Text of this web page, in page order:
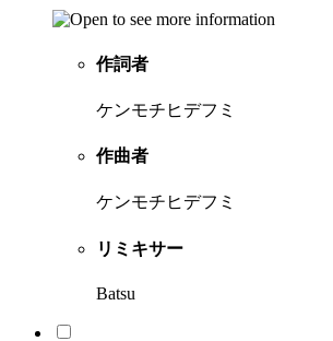
作詞者
ケンモチヒデフミ
作曲者
ケンモチヒデフミ
リミキサー
Batsu